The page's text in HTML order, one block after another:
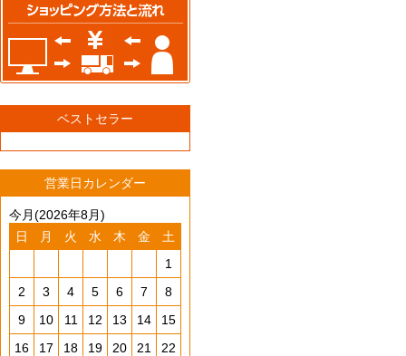
ベストセラー
営業日カレンダー
今月(2026年8月)
日
月 火 水 木 金
土
1
2
3 4 5 6 7
8
9
10 11 12 13 14
15
16
17 18 19 20 21
22